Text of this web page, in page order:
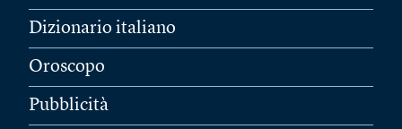
Dizionario italiano
Oroscopo
Pubblicità